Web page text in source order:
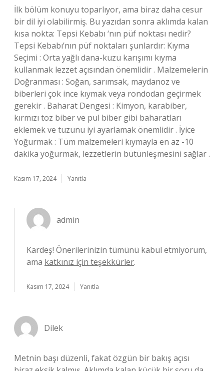
İlk bölüm konuyu toparlıyor, ama biraz daha cesur
bir dil iyi olabilirmiş. Bu yazıdan sonra aklımda kalan
kısa nokta: Tepsi Kebabı ‘nın püf noktası nedir?
Tepsi Kebabı’nın püf noktaları şunlardır: Kıyma
Seçimi : Orta yağlı dana-kuzu karışımı kıyma
kullanmak lezzet açısından önemlidir . Malzemelerin
Doğranması : Soğan, sarımsak, maydanoz ve
biberleri çok ince kıymak veya rondodan geçirmek
gerekir . Baharat Dengesi : Kimyon, karabiber,
kırmızı toz biber ve pul biber gibi baharatları
eklemek ve tuzunu iyi ayarlamak önemlidir . İyice
Yoğurmak : Tüm malzemeleri kıymayla en az -10
dakika yoğurmak, lezzetlerin bütünleşmesini sağlar .
Kasım 17, 2024 Yanıtla
admin
Kardeş! Önerilerinizin tümünü kabul etmiyorum,
ama katkınız için teşekkürler.
Kasım 17, 2024 Yanıtla
Dilek
Metnin başı düzenli, fakat özgün bir bakış açısı